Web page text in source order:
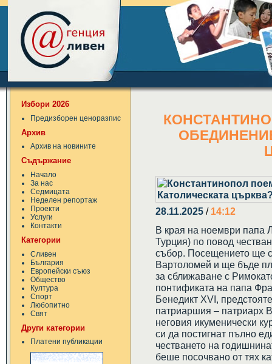
Избори 2026
Предизборен ценоразпис
Архив
Архив на новините
Съдържание
Начало
За нас
Седмицата
Неделен репортаж
Проекти
Услуги
Контакти
Категории
Сливен
България
Европейски съюз
Общество
Култура
Спорт
Любопитно
Свят
Други категории
Платени публикации
28.11.2025 / 14:12
В края на ноември папа
Турция) по повод
събор. Посещението ще
Вартоломей и ще бъде
за сближаване с
понтификата на папа
Бенедикт XVI,
патриаршия – патриарх
неговия икуменически
си да постигнат пълно
честването на
беше посочвано от тях